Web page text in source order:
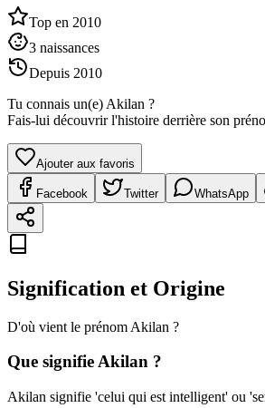
Top en 2010
3 naissances
Depuis 2010
Tu connais un(e) Akilan ?
Fais-lui découvrir l'histoire derrière son
Ajouter aux favoris
Facebook Twitter WhatsApp
Signification et Origine
D'où vient le prénom Akilan ?
Que signifieAkilan ?
Akilan signifie 'celui qui est intelligent' ou